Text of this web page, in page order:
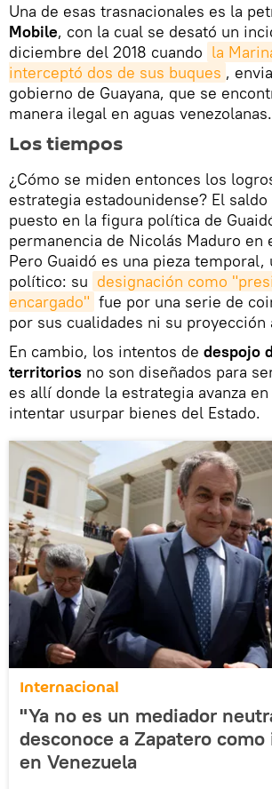
Una de esas trasnacionales es la
Mobile, con la cual se desató un
diciembre del 2018 cuando la
interceptó dos de sus buques ,
gobierno de Guayana, que se
manera ilegal en aguas venezolanas.
Los tiempos
¿Cómo se miden entonces los
estrategia estadounidense? El
puesto en la figura política de
permanencia de Nicolás Maduro en
Pero Guaidó es una pieza temporal,
político: su designación como
encargado" fue por una serie de
por sus cualidades ni su proyección
En cambio, los intentos de despojo
territorios no son diseñados para
es allí donde la estrategia avanza
intentar usurpar bienes del Estado.
Internacional
"Ya no es un mediador
desconoce a Zapatero
en Venezuela